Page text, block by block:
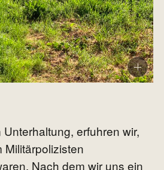
erfuhren wir,
Militärpolizisten
Nach dem wir uns ein